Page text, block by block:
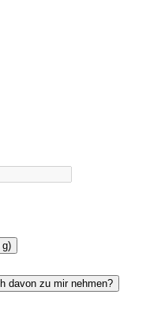
g)
davon zu mir nehmen?